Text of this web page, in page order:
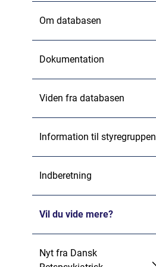
Om databasen
Dokumentation
Viden fra databasen
Information til styregruppen
Indberetning
Vil du vide mere?
Nyt fra Dansk